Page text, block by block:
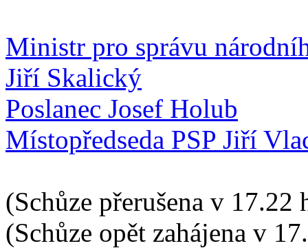
Ministr pro správu
Jiří Skalický
Poslanec Josef Holub
Místopředseda PSP Jiří
(Schůze přerušena v 17.22
(Schůze opět zahájena v